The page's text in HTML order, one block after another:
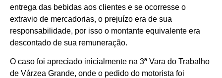
entrega das bebidas aos clientes e se ocorresse o
extravio de mercadorias, o prejuízo era de sua
responsabilidade, por isso o montante equivalente era
descontado de sua remuneração.
O caso foi apreciado inicialmente na 3ª Vara do Trabalho
de Várzea Grande, onde o pedido do motorista foi